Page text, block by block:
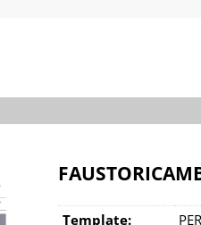
Template: